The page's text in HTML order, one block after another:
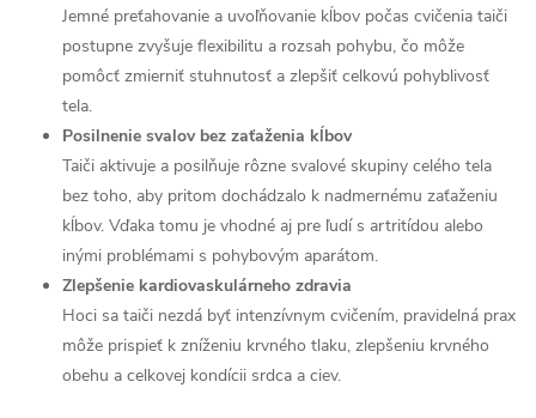
Jemné preťahovanie a uvoľňovanie kĺbov počas cvičenia taiči
postupne zvyšuje flexibilitu a rozsah pohybu, čo môže
pomôcť zmierniť stuhnutosť a zlepšiť celkovú pohyblivosť
tela.
Posilnenie svalov bez zaťaženia kĺbov
Taiči aktivuje a posilňuje rôzne svalové skupiny celého tela
bez toho, aby pritom dochádzalo k nadmernému zaťaženiu
kĺbov. Vďaka tomu je vhodné aj pre ľudí s artritídou alebo
inými problémami s pohybovým aparátom.
Zlepšenie kardiovaskulárneho zdravia
Hoci sa taiči nezdá byť intenzívnym cvičením, pravidelná prax
môže prispieť k zníženiu krvného tlaku, zlepšeniu krvného
obehu a celkovej kondícii srdca a ciev.